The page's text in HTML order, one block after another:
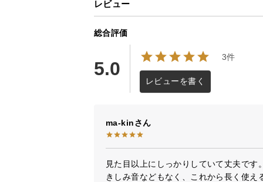
レビュー
総合評価
5.0
3件
レビューを書く
ma-kin
見た目以上にしっかりしていて丈夫です
きしみ音などもなく、これから長く使え